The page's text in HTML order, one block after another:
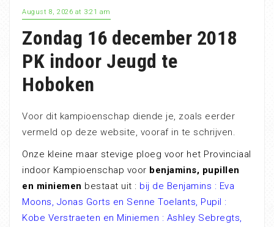
August 8, 2026 at 3:21 am
Zondag 16 december 2018
PK indoor Jeugd te
Hoboken
Voor dit kampioenschap diende je, zoals eerder
vermeld op deze website, vooraf in te schrijven.
Onze kleine maar stevige ploeg voor het Provinciaal
indoor Kampioenschap voor benjamins, pupillen
en miniemen bestaat uit : bij de Benjamins : Eva
Moons, Jonas Gorts en Senne Toelants, Pupil :
Kobe Verstraeten en Miniemen : Ashley Sebregts,